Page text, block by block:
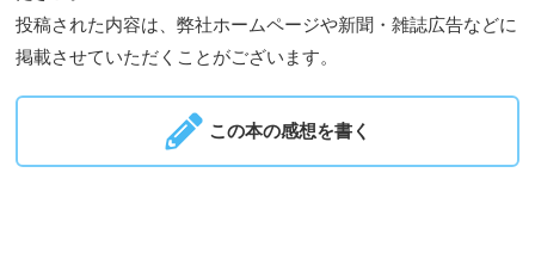
投稿された内容は、弊社ホームページや新聞・雑誌広告などに
掲載させていただくことがございます。
この本の感想を書く